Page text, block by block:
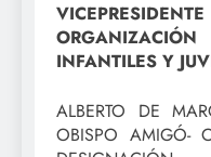
INFANTILES Y
ALBERTO DE
OBISPO AMIGÓ-